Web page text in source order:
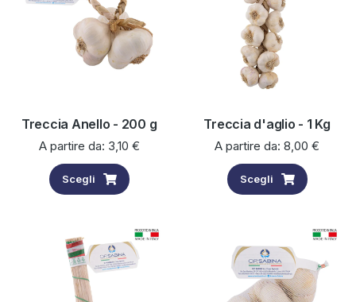
Treccia Anello - 200 g
A partire da: 3,10 €
Scegli
Treccia d'aglio - 1 Kg
A partire da: 8,00 €
Scegli